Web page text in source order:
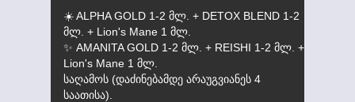
☀️ ALPHA GOLD 1-2 მლ. + DETOX BLEND 1-2
მლ. + Lion's Mane 1 მლ.
✨ AMANITA GOLD 1-2 მლ. + REISHI 1-2 მლ. +
Lion's Mane 1 მლ.
საღამოს (დაძინებამდე არაუგვიანეს 4
საათისა).